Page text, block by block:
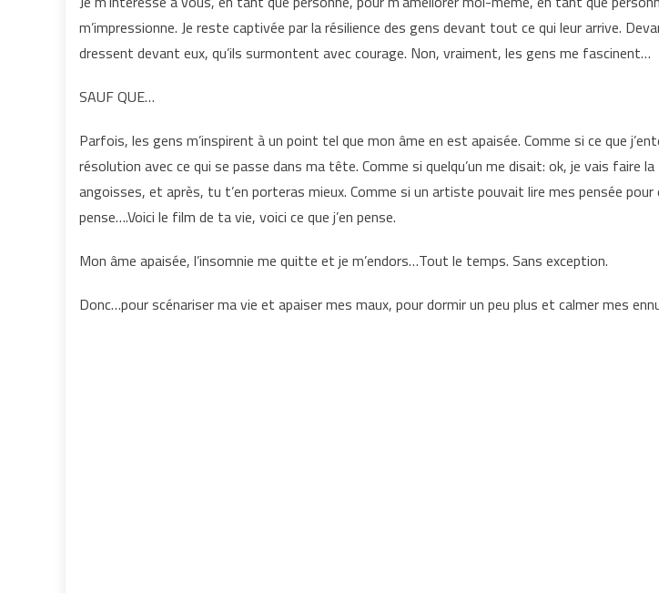
m’impressionne. Je reste captivée par la résilience des gens devant tout ce qui leur arrive.
dressent devant eux, qu’ils surmontent avec courage. Non, vraiment, les gens me fascinent…
SAUF QUE…
Parfois, les gens m’inspirent à un point tel que mon âme en est apaisée. Comme si ce que
résolution avec ce qui se passe dans ma tête. Comme si quelqu’un me disait: ok, je vais faire
angoisses, et après, tu t’en porteras mieux. Comme si un artiste pouvait lire mes pensée pour
pense….Voici le film de ta vie, voici ce que j’en pense.
Mon âme apaisée, l’insomnie me quitte et je m’endors…Tout le temps. Sans exception.
Donc…pour scénariser ma vie et apaiser mes maux, pour dormir un peu plus et calmer mes